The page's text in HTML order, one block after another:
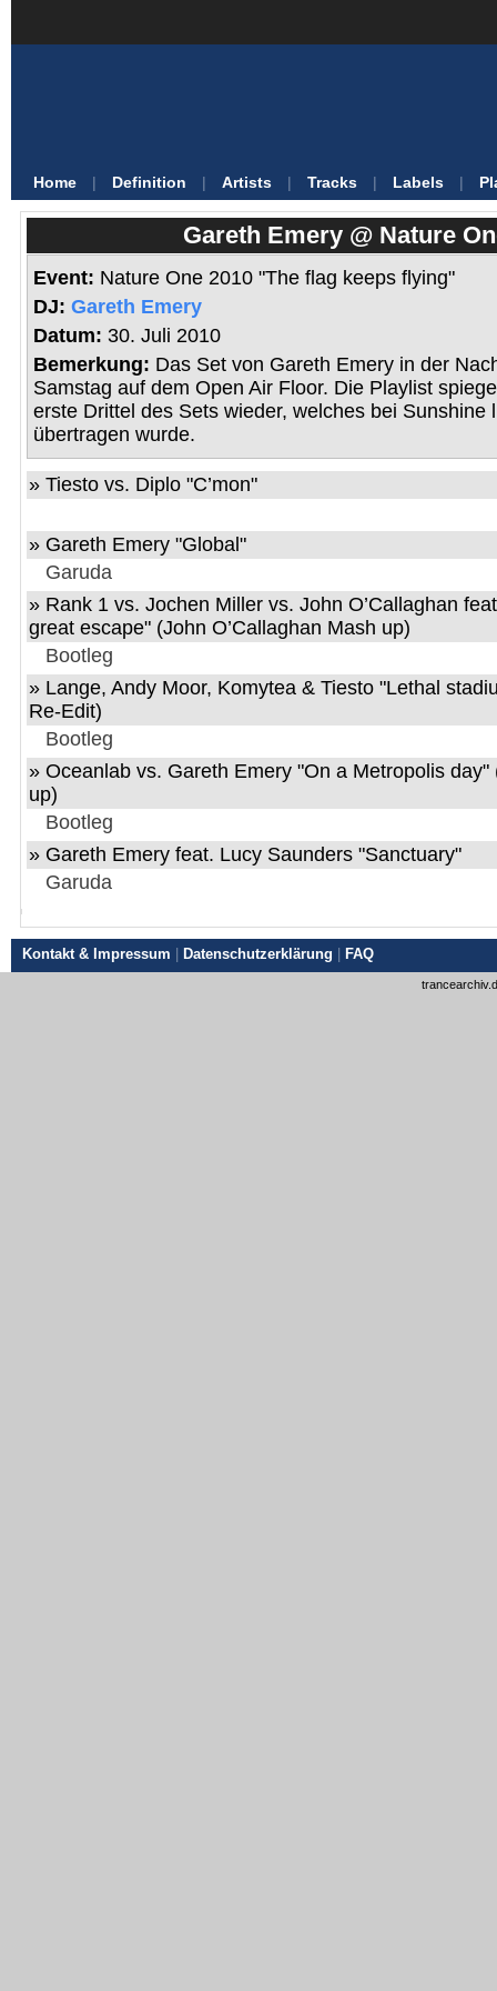
Home | Definition | Artists | Tracks | Labels |
Gareth Emery @ Nature
Event: Nature One 2010 "The flag keeps flying"
DJ: Gareth Emery
Datum: 30. Juli 2010
Bemerkung: Das Set von Gareth Emery in der
Samstag auf dem Open Air Floor. Die Playlist
erste Drittel des Sets wieder, welches bei Sunshine
übertragen wurde.
» Tiesto vs. Diplo "C’mon"
» Gareth Emery "Global"
Garuda
» Rank 1 vs. Jochen Miller vs. John O’Callaghan
great escape" (John O’Callaghan Mash up)
Bootleg
» Lange, Andy Moor, Komytea & Tiesto "Lethal
Re-Edit)
Bootleg
» Oceanlab vs. Gareth Emery "On a Metropolis
up)
Bootleg
» Gareth Emery feat. Lucy Saunders "Sanctuary"
Garuda
Kontakt & Impressum Datenschutzerklärung FAQ